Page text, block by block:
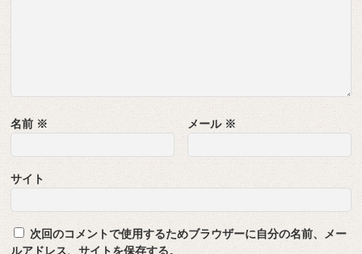
名前 ※ メール ※
サイト
次回のコメントで使用するためブラウザーに自分の名前、メー
ルアドレス、サイトを保存する。